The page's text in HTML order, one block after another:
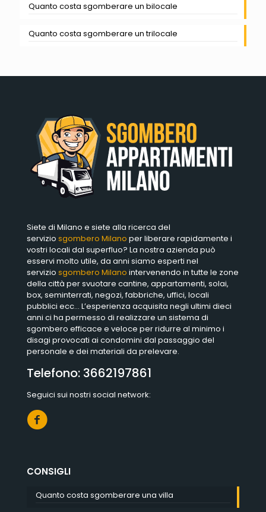
Quanto costa sgomberare un bilocale
Quanto costa sgomberare un trilocale
Siete di Milano e siete alla ricerca del
servizio sgombero Milano per liberare rapidamente i
vostri locali dal superfluo? La nostra azienda può
esservi molto utile, da anni siamo esperti nel
servizio sgombero Milano intervenendo in tutte le zone
della città per svuotare cantine, appartamenti, solai,
box, seminterrati, negozi, fabbriche, uffici, locali
pubblici ecc… L’esperienza acquisita negli ultimi dieci
anni ci ha permesso di realizzare un sistema di
sgombero efficace e veloce per ridurre al minimo i
disagi provocati ai condomini dal passaggio del
personale e dei materiali da prelevare.
Telefono: 3662197861
Seguici sui nostri social network:
CONSIGLI
Quanto costa sgomberare una villa